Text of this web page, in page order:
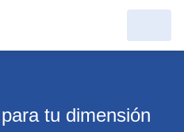
tu dimensión